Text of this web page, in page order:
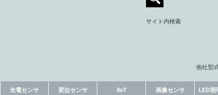
サイト内検索
他社型
光電センサ 変位センサ IIoT 画像センサ LED照